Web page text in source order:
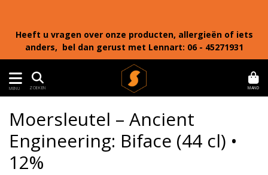
Heeft u vragen over onze producten, allergieën of iets
anders, bel dan gerust met Lennart: 06 - 45271931
MENU ZOEKEN MAND
Moersleutel – Ancient
Engineering: Biface (44 cl) •
12%